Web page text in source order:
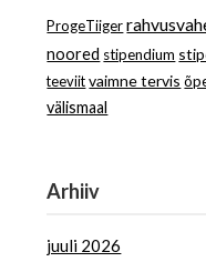
ProgeTiiger
noored stipendium
teeviit vaimne tervis
välismaal
Arhiiv
juuli 2026